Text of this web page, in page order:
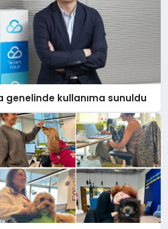
genelinde kullanıma sunuldu